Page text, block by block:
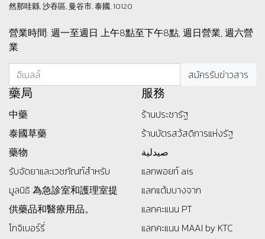
然那哇縣, 沙吞區, 曼谷市, 泰國, 10120
營業時間: 週一至週日 上午8點至下午8點, 週日營業, 週六營
業
藥局
中藥
泰國草藥
藥物
รับจัดยาและเวชภัณฑ์สำหรับ
มูลนิธิ 為急診室和護理室提
供藥品和醫療用品。
โกจิเบอร์รี่
服務
ร้านประชารัฐ
ร้านบัตรสว้สดิการแห่งรัฐ
صيدلية
แลกพอยท์ ais
แลกแต้มบางจาก
แลกคะแนน PT
แลกคะแนน MAAI by KTC